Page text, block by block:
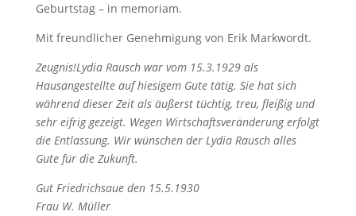
Geburtstag – in memoriam.
Mit freundlicher Genehmigung von Erik Markwordt.
Zeugnis!Lydia Rausch war vom 15.3.1929 als
Hausangestellte auf hiesigem Gute tätig. Sie hat sich
während dieser Zeit als äußerst tüchtig, treu, fleißig und
sehr eifrig gezeigt. Wegen Wirtschaftsveränderung erfolgt
die Entlassung. Wir wünschen der Lydia Rausch alles
Gute für die Zukunft.
Gut Friedrichsaue den 15.5.1930
Frau W. Müller